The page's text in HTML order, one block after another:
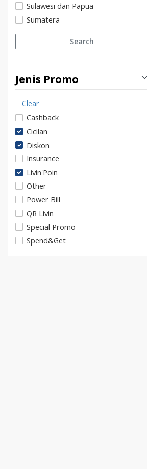
Sulawesi dan Papua
Sumatera
Search
Jenis Promo
Clear
Cashback
Cicilan
Diskon
Insurance
Livin'Poin
Other
Power Bill
QR Livin
Special Promo
Spend&Get